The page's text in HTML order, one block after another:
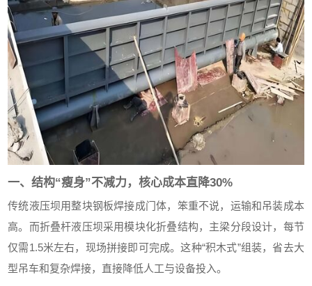
一、结构“瘦身”不减力，核心成本直降30%
传统液压坝用整块钢板焊接成门体，笨重不说，运输和吊装成本
高。而折叠杆液压坝采用模块化折叠结构，主梁分段设计，每节
仅需1.5米左右，现场拼接即可完成。这种“积木式”组装，省去大
型吊车和复杂焊接，直接降低人工与设备投入。